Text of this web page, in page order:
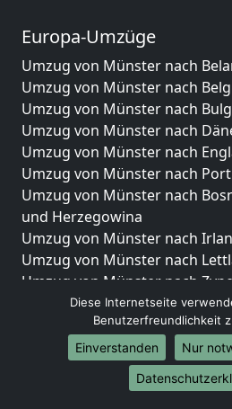
Europa-Umzüge
Umzug von Münster nach
Umzug von Münster nach
Umzug von Münster nach
Umzug von Münster nach
Umzug von Münster nach
Umzug von Münster nach
Umzug von Münster nach
und Herzegowina
Umzug von Münster nach
Umzug von Münster nach
Umzug von Münster nach
Umzug von Münster nach
Umzug von Münster nach
Umzug von Münster nach
Umzug von Münster nach
Umzug von Münster nach
Diese Internetseite
Benutzerfreundlichkeit
Einverstanden
Nur